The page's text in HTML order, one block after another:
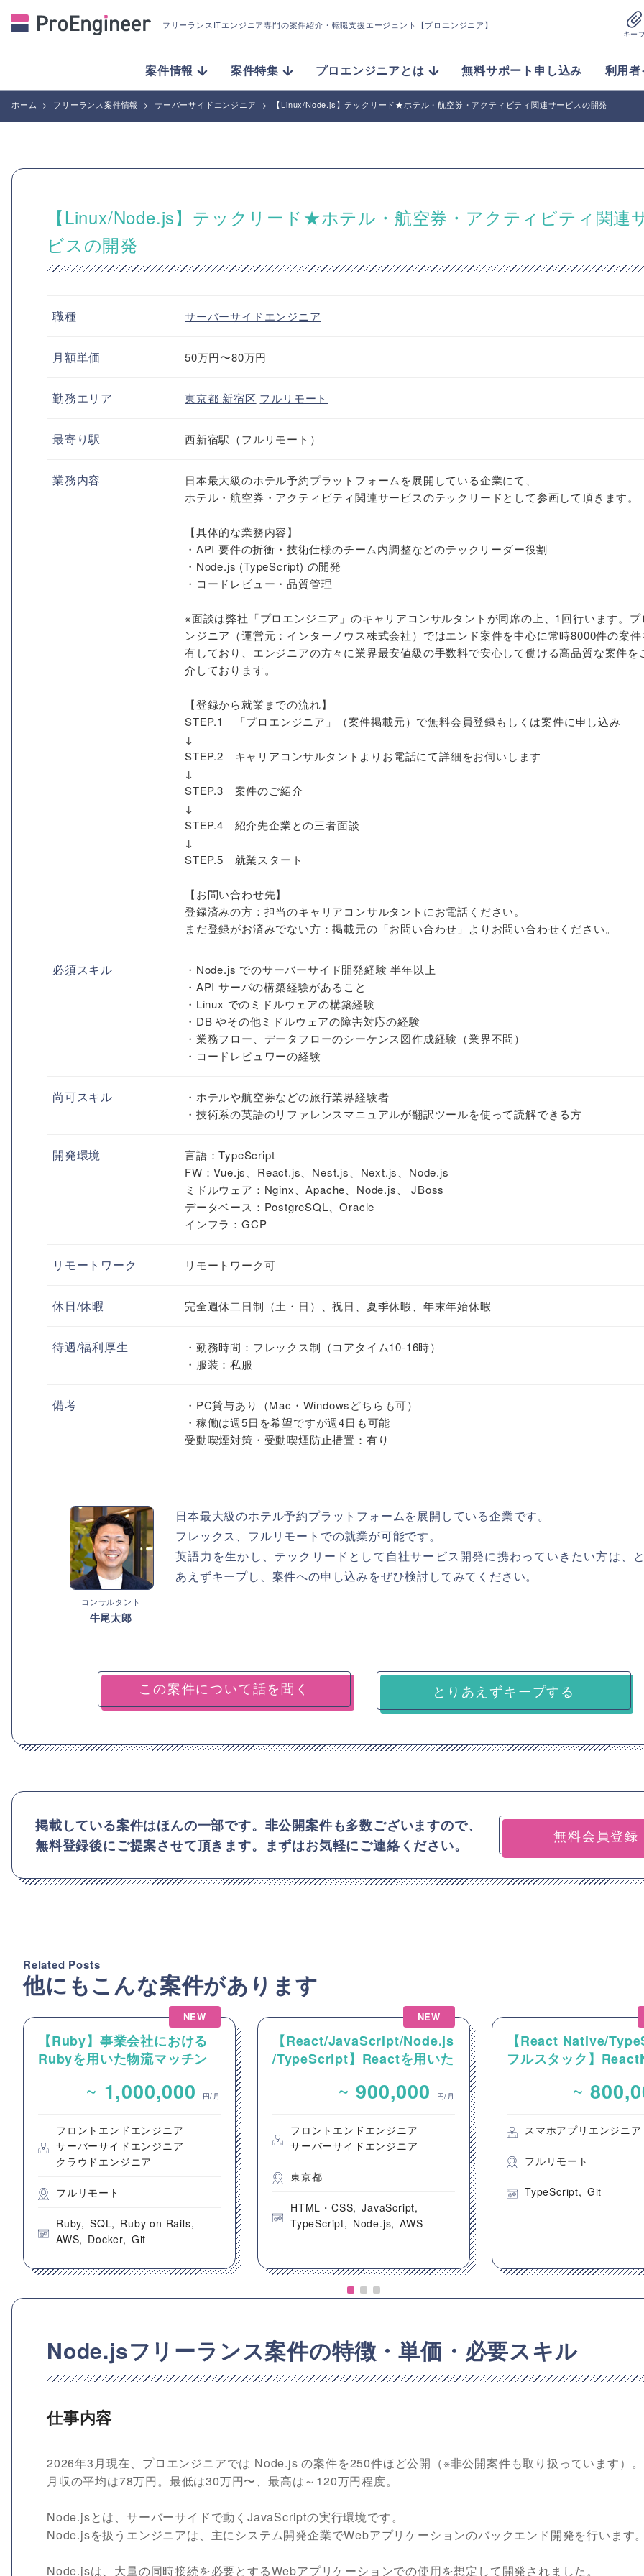
フリーランスITエンジニア専門の案件紹介 ・転職支援エージェント【プロエンジニア】
キー
案件情報 案件特集 プロエンジニアとは 無料サポート申し込み 利用
ホーム > フリーランス案件情報 > サーバーサイドエンジニア > 【Linux/Node.js】テックリード★ホテル・航空券・アクティビティ関連サービスの開発
【Linux/Node.js】テックリード★ホテル・航空券・アクティビティ関連
ビスの開発
職種 サーバーサイドエンジニア
月額単価 50万円〜80万円
勤務エリア 東京都 新宿区 フルリモート
最寄り駅 西新宿駅（フルリモート）
業務内容
日本最大級のホテル予約プラットフォームを展開している企業にて、
ホテル・航空券・アクティビティ関連サービスのテックリードとして参画して頂きます。
【具体的な業務内容】
・API 要件の折衝・技術仕様のチーム内調整などのテックリーダー役割
・Node.js (TypeScript) の開発
・コードレビュー・品質管理
※面談は弊社「プロエンジニア」のキャリアコンサルタントが同席の上、1回行います。プ
ンジニア（運営元：インターノウス株式会社）ではエンド案件を中心に常時8000件の案
有しており、エンジニアの方々に業界最安値級の手数料で安心して働ける高品質な案件を
介しております。
【登録から就業までの流れ】
STEP.1 「プロエンジニア」（案件掲載元）で無料会員登録もしくは案件に申し込み
↓
STEP.2 キャリアコンサルタントよりお電話にて詳細をお伺いします
↓
STEP.3 案件のご紹介
↓
STEP.4 紹介先企業との三者面談
↓
STEP.5 就業スタート
【お問い合わせ先】
登録済みの方：担当のキャリアコンサルタントにお電話ください。
まだ登録がお済みでない方：掲載元の「お問い合わせ」よりお問い合わせください。
必須スキル
・Node.js でのサーバーサイド開発経験 半年以上
・API サーバの構築経験があること
・Linux でのミドルウェアの構築経験
・DB やその他ミドルウェアの障害対応の経験
・業務フロー、データフローのシーケンス図作成経験（業界不問）
・コードレビュワーの経験
尚可スキル
・ホテルや航空券などの旅行業界経験者
・技術系の英語のリファレンスマニュアルが翻訳ツールを使って読解できる方
開発環境
言語：TypeScript
FW：Vue.js、React.js、Nest.js、Next.js、Node.js
ミドルウェア：Nginx、Apache、Node.js、 JBoss
データベース：PostgreSQL、Oracle
インフラ：GCP
リモートワーク リモートワーク可
休日/休暇 完全週休二日制（土・日）、祝日、夏季休暇、年末年始休暇
待遇/福利厚生
・勤務時間：フレックス制（コアタイム10-16時）
・服装：私服
備考
・PC貸与あり（Mac・Windowsどちらも可）
・稼働は週5日を希望ですが週4日も可能
受動喫煙対策・受動喫煙防止措置：有り
コンサルタント
牛尾太郎
日本最大級のホテル予約プラットフォームを展開している企業です。
フレックス、フルリモートでの就業が可能です。
英語力を生かし、テックリードとして自社サービス開発に携わっていきたい方は、
あえずキープし、案件への申し込みをぜひ検討してみてください。
とりあえずキープする
掲載している案件はほんの一部です。非公開案件も多数ございますので、
無料登録後にご提案させて頂きます。まずはお気軽にご連絡ください。
無料会員登録
Related Posts
他にもこんな案件があります
NEW
【Ruby】事業会社における
Rubyを用いた物流マッチン
エンドエンジニア募集
~ 1,000,000 円/月
フロントエンドエンジニア
サーバーサイドエンジニア
クラウドエンジニア
フルリモート
Ruby SQL
Ruby on Rails
AWS
Docker Git
NEW
【React/JavaScript/Node.js
/TypeScript】Reactを用いた
のフロントエンド開発案件
~ 900,000 円/月
フロントエンドエンジニア
サーバーサイドエンジニア
東京都
HTML・CSS
JavaScript
TypeScript
Node.js AWS
【React Native/
フルスタック】
~
スマホアプリエンジニア
フルリモート
TypeScript Git
Node.jsフリーランス案件の特徴・単価・必要スキル
仕事内容
2026年3月現在、プロエンジニアでは Node.js の案件を250件ほど公開（※非公開案件も取り扱っています）。
月収の平均は78万円。最低は30万円〜、最高は～120万円程度。
Node.jsとは、サーバーサイドで動くJavaScriptの実行環境です。
Node.jsを扱うエンジニアは、主にシステム開発企業でWebアプリケーションのバックエンド開発を行います
Node.jsは、大量の同時接続を必要とするWebアプリケーションでの使用を想定して開発されました。